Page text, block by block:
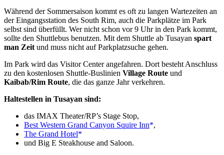
Während der Sommersaison kommt es oft zu langen Wartezeiten an
der Eingangsstation des South Rim, auch die Parkplätze im Park
selbst sind überfüllt. Wer nicht schon vor 9 Uhr in den Park kommt,
sollte den Shuttlebus benutzen. Mit dem Shuttle ab Tusayan spart
man Zeit und muss nicht auf Parkplatzsuche gehen.
Im Park wird das Visitor Center angefahren. Dort besteht Anschluss
zu den kostenlosen Shuttle-Buslinien Village Route und
Kaibab/Rim Route, die das ganze Jahr verkehren.
Haltestellen in Tusayan sind:
das IMAX Theater/RP’s Stage Stop,
Best Western Grand Canyon Squire Inn ,
The Grand Hotel
und Big E Steakhouse and Saloon.